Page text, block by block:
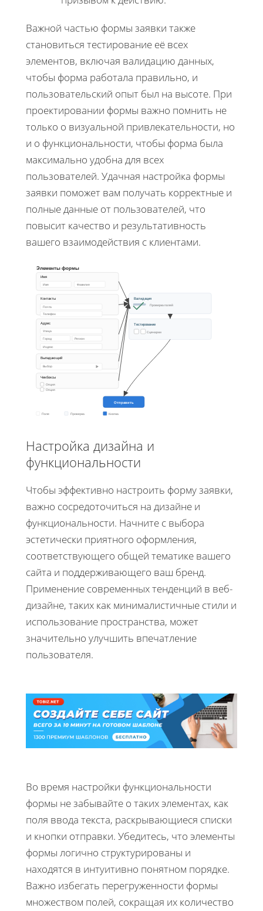
Важной частью формы заявки также
становиться тестирование её всех
элементов, включая валидацию данных,
чтобы форма работала правильно, и
пользовательский опыт был на высоте. При
проектировании формы важно помнить не
только о визуальной привлекательности, но
и о функциональности, чтобы форма была
максимально удобна для всех
пользователей. Удачная настройка формы
заявки поможет вам получать корректные и
полные данные от пользователей, что
повысит качество и результативность
вашего взаимодействия с клиентами.
Элементы формы
Имя
Имя Фамилия
Контакты
Почта
Телефон
Адрес
Улица
Город Регион
Индекс
Выпадающий
Выбор
Чекбоксы
Опция
Опция
Валидация
Проверка полей
Тестирование
Сценарии
Отправить
Поле Проверка Кнопка
Настройка дизайна и
функциональности
Чтобы эффективно настроить форму заявки,
важно сосредоточиться на дизайне и
функциональности. Начните с выбора
эстетически приятного оформления,
соответствующего общей тематике вашего
сайта и поддерживающего ваш бренд.
Применение современных тенденций в веб-
дизайне, таких как минималистичные стили и
использование пространства, может
значительно улучшить впечатление
пользователя.
Во время настройки функциональности
формы не забывайте о таких элементах, как
поля ввода текста, раскрывающиеся списки
и кнопки отправки. Убедитесь, что элементы
формы логично структурированы и
находятся в интуитивно понятном порядке.
Важно избегать перегруженности формы
множеством полей, сокращая их количество